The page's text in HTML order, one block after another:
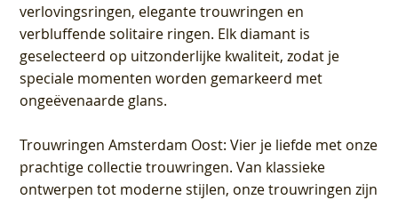
verlovingsringen, elegante trouwringen en
verbluffende solitaire ringen. Elk diamant is
geselecteerd op uitzonderlijke kwaliteit, zodat je
speciale momenten worden gemarkeerd met
ongeëvenaarde glans.
Trouwringen Amsterdam Oost: Vier je liefde met onze
prachtige collectie trouwringen. Van klassieke
ontwerpen tot moderne stijlen, onze trouwringen zijn